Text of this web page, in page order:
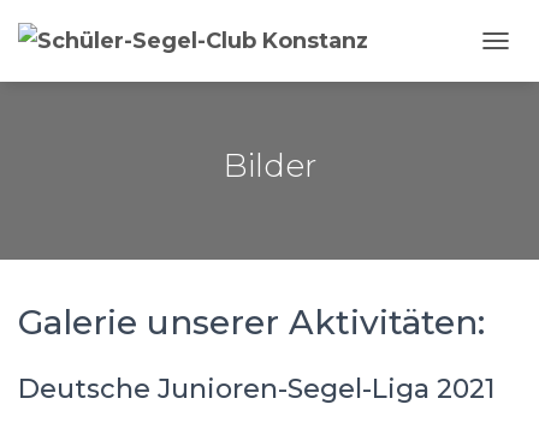
Bilder
Galerie unserer Aktivitäten:
Deutsche Junioren-Segel-Liga 2021